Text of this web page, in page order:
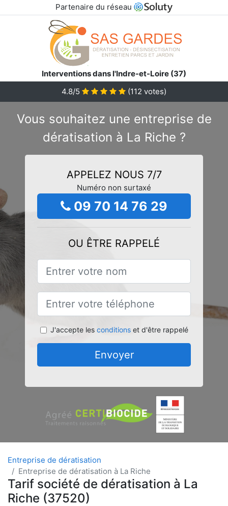
Partenaire du réseau
Interventions dans l'Indre-et-Loire (37)
4.8/5
(112 votes)
Vous souhaitez une entreprise de
dératisation à La Riche ?
APPELEZ NOUS 7/7
Numéro non surtaxé
09 70 14 76 29
OU ÊTRE RAPPELÉ
J'accepte les conditionset d'être rappelé
Envoyer
Entreprise de dératisation
Entreprise de dératisation à La Riche
Tarif société de dératisation à La
Riche (37520)